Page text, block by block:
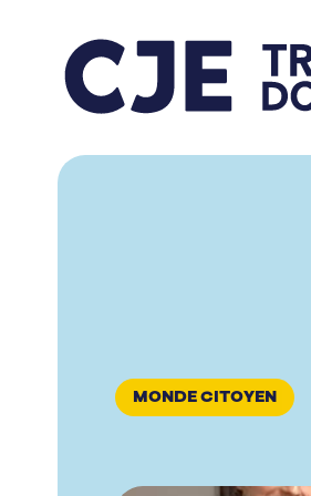
MONDE CITOYEN